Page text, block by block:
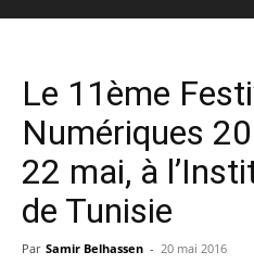
Le 11ème
Numériques
22 mai, à
de Tunisie
Par Samir Belhassen - 20 mai 2016